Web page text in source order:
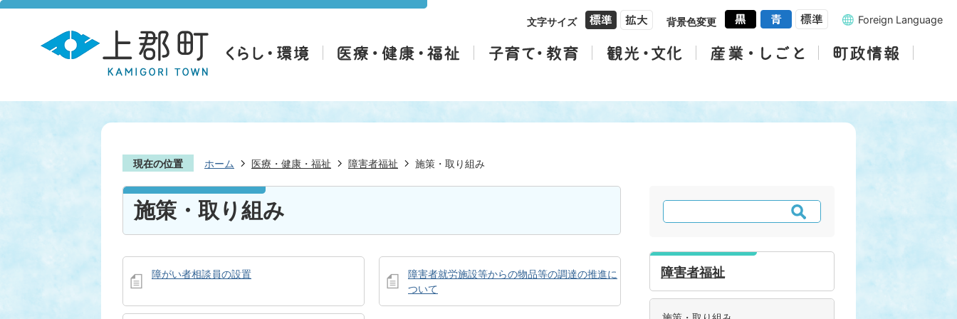
文字サイズ 背景色変更 Foreign Language
現在の位置 ホーム 医療・健康・福祉 障害者福祉 施策・取り組み
施策・取り組み
障がい者相談員の設置
障害者就労施設等からの物品等の調達の推進に
ついて
検
索
障害者福祉